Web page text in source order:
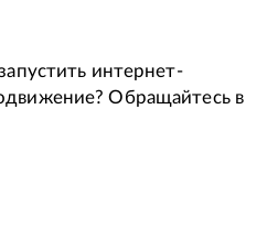
интернет-
Обращайтесь в